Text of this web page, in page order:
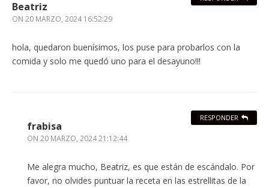
Beatriz
ON 20 MARZO, 2024 16:52:29
hola, quedaron buenísimos, los puse para probarlos con la
comida y solo me quedó uno para el desayuno!!!
frabisa
ON 20 MARZO, 2024 21:12:44
Me alegra mucho, Beatriz, es que están de escándalo. Por
favor, no olvides puntuar la receta en las estrellitas de la
RESPONDER